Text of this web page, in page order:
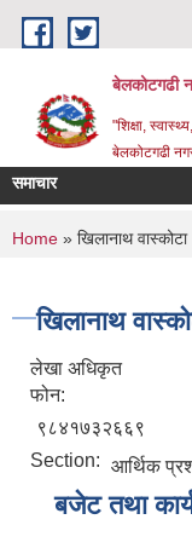
Skip to main content
बेलकोटगढी
"शिक्षा,
बेलकोटगढी
समाचार
You are
Home » खिलानाथ वास्कोटा
खिलानाथ
लेखा अधिकृत
फोन:
९८४१७३२६६९
Section: आर्थिक
बजेट तथा